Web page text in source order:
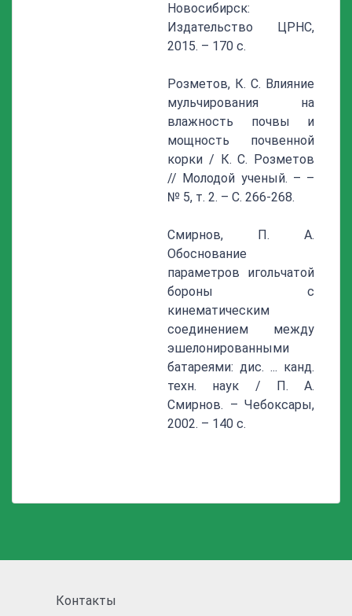
Новосибирск:
Издательство ЦРНС,
2015. – 170 с.
Розметов, К. С. Влияние
мульчирования на
влажность почвы и
мощность почвенной
корки / К. С. Розметов
// Молодой ученый. – –
№ 5, т. 2. – С. 266-268.
Смирнов, П. А.
Обоснование
параметров игольчатой
бороны с
кинематическим
соединением между
эшелонированными
батареями: дис. ... канд.
техн. наук / П. А.
Смирнов. – Чебоксары,
2002. – 140 с.
Контакты